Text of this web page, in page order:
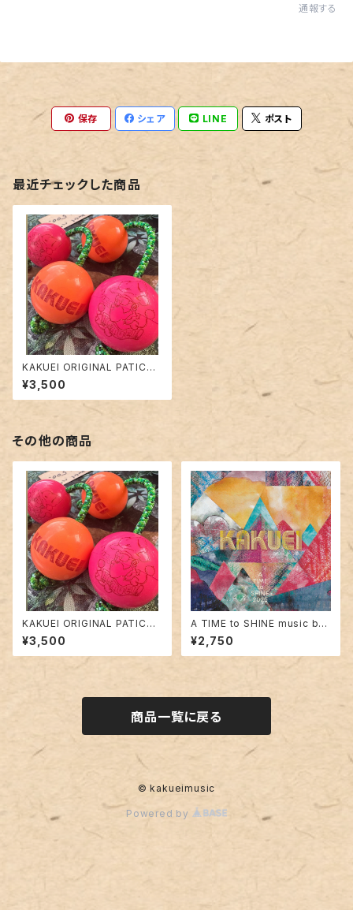
通報する
保存 シェア LINE ポスト
最近チェックした商品
KAKUEI ORIGINAL PATICA
ver,1
¥3,500
その他の商品
KAKUEI ORIGINAL PATICA
ver,1
¥3,500
A TIME to SHINE music by
KAKUEI
¥2,750
商品一覧に戻る
© kakueimusic
Powered by